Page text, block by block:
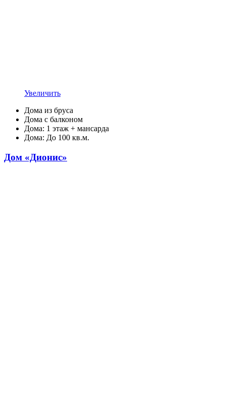
Увеличить
Дома из бруса
Дома с балконом
Дома: 1 этаж + мансарда
Дома: До 100 кв.м.
Дом «Дионис»